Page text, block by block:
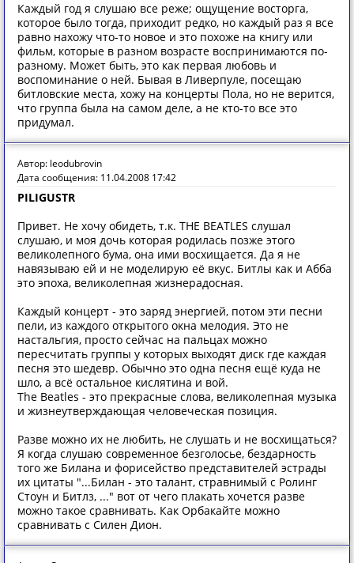
Каждый год я слушаю все реже; ощущение восторга,
которое было тогда, приходит редко, но каждый раз я все
равно нахожу что-то новое и это похоже на книгу или
фильм, которые в разном возрасте воспринимаются по-
разному. Может быть, это как первая любовь и
воспоминание о ней. Бывая в Ливерпуле, посещаю
битловские места, хожу на концерты Пола, но не верится,
что группа была на самом деле, а не кто-то все это
придумал.
Автор: leodubrovin
Дата сообщения: 11.04.2008 17:42
PILIGUSTR
Привет. Не хочу обидеть, т.к. THE BEATLES слушал
слушаю, и моя дочь которая родилась позже этого
великолепного бума, она ими восхищается. Да я не
навязываю ей и не моделирую её вкус. Битлы как и Абба
это эпоха, великолепная жизнерадосная.
Каждый концерт - это заряд энергией, потом эти песни
пели, из каждого открытого окна мелодия. Это не
настальгия, просто сейчас на пальцах можно
пересчитать группы у которых выходят диск где каждая
песня это шедевр. Обычно это одна песня ещё куда не
шло, а всё остальное кислятина и вой.
The Beatles - это прекрасные слова, великолепная музыка
и жизнеутверждающая человеческая позиция.
Разве можно их не любить, не слушать и не восхищаться?
Я когда слушаю современное безголосье, бездарность
того же Билана и форисейство представителей эстрады
их цитаты "...Билан - это талант, стравнимый с Ролинг
Стоун и Битлз, ..." вот от чего плакать хочется разве
можно такое сравнивать. Как Орбакайте можно
сравнивать с Силен Дион.